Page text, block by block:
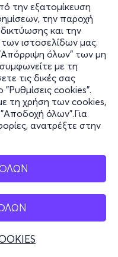
την εξατομίκευση
την παροχή
και την
ιστοσελίδων μας.
όλων" των μη
με τη
τις δικές σας
"Ρυθμίσεις cookies".
τη χρήση των cookies,
όλων".Για
ανατρέξτε στην